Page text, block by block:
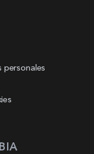
personales